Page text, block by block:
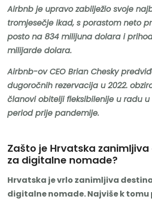
Airbnb je upravo zabilježio svoje
tromjesečje ikad, s porastom neto
posto na 834 milijuna dolara i
milijarde dolara.
Airbnb-ov CEO Brian Chesky
dugoročnih rezervacija u 2022.
članovi obitelji fleksibilenije u radu
period prije pandemije.
Zašto je Hrvatska
za digitalne nomade?
Hrvatska je vrlo zanimljiva
digitalne nomade. Najviše k tomu